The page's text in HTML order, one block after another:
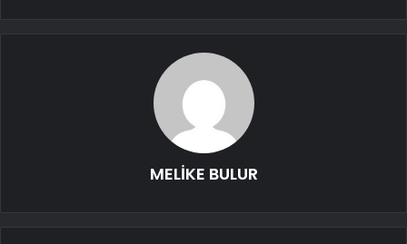
MELİKE BULUR